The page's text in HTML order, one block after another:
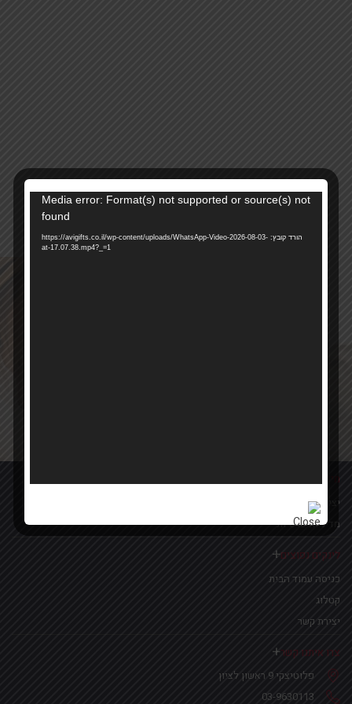
מק"ט: 31374
מידע נוסף
יצירת קשר
מדיניות פרטיות
לינקים נפוצים
כניסה עמוד הבית
קטלוג
יצירת קשר
צרו איתנו קשר
פלוטיצקי 9 ראשון לציון
03-9630113
Media error: Format(s) not supported or source(s) not
found
הורד קובץ: https://avigifts.co.il/wp-content/uploads/WhatsApp-Video-2026-08-03-
at-17.07.38.mp4?_=1